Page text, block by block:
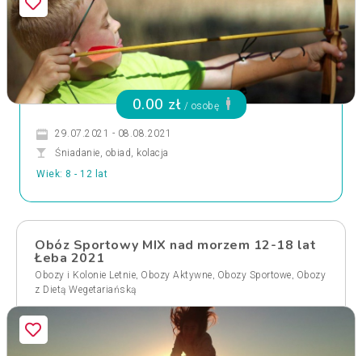
0.00 zł / osobę
29.07.2021 - 08.08.2021
Śniadanie, obiad, kolacja
Wiek: 8 - 12 lat
Obóz Sportowy MIX nad morzem 12-18 lat
Łeba 2021
Obozy i Kolonie Letnie, Obozy Aktywne, Obozy Sportowe, Obozy
z Dietą Wegetariańską